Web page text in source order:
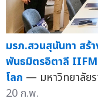
มรภ.สวนสุนันทา สร้
พันธมิตรอิตาลี IIFM
โลก — มหาวิทยาลัยร
20 ก.พ.